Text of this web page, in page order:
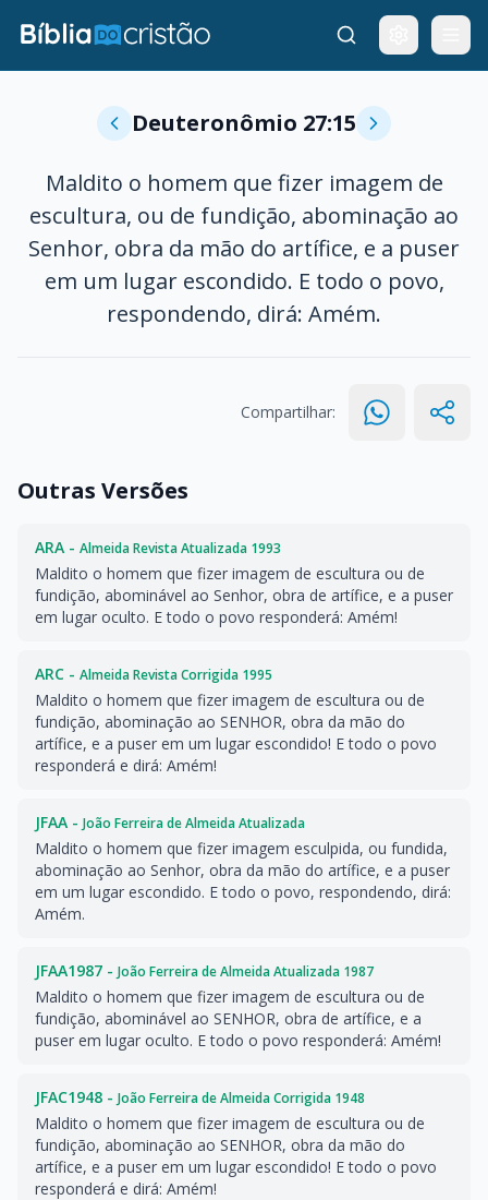
Deuteronômio 27:15
Maldito o homem que fizer imagem de
escultura, ou de fundição, abominação ao
Senhor, obra da mão do artífice, e a puser
em um lugar escondido. E todo o povo,
respondendo, dirá: Amém.
Compartilhar:
Outras Versões
ARA - Almeida Revista Atualizada 1993
Maldito o homem que fizer imagem de escultura ou de
fundição, abominável ao Senhor, obra de artífice, e a puser
em lugar oculto. E todo o povo responderá: Amém!
ARC - Almeida Revista Corrigida 1995
Maldito o homem que fizer imagem de escultura ou de
fundição, abominação ao SENHOR, obra da mão do
artífice, e a puser em um lugar escondido! E todo o povo
responderá e dirá: Amém!
JFAA - João Ferreira de Almeida Atualizada
Maldito o homem que fizer imagem esculpida, ou fundida,
abominação ao Senhor, obra da mão do artífice, e a puser
em um lugar escondido. E todo o povo, respondendo, dirá:
Amém.
JFAA1987 - João Ferreira de Almeida Atualizada 1987
Maldito o homem que fizer imagem de escultura ou de
fundição, abominável ao SENHOR, obra de artífice, e a
puser em lugar oculto. E todo o povo responderá: Amém!
JFAC1948 - João Ferreira de Almeida Corrigida 1948
Maldito o homem que fizer imagem de escultura ou de
fundição, abominação ao SENHOR, obra da mão do
artífice, e a puser em um lugar escondido! E todo o povo
responderá e dirá: Amém!